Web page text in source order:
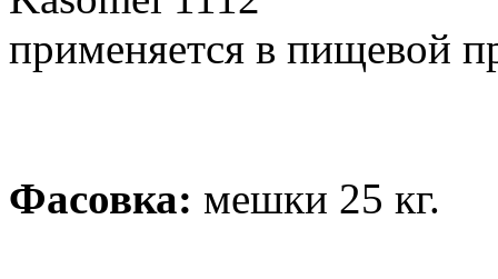
применяется в пищевой
Фасовка: мешки 25 кг.